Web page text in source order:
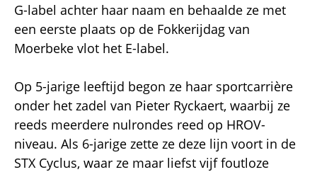
G-label achter haar naam en behaalde ze met
een eerste plaats op de Fokkerijdag van
Moerbeke vlot het E-label.
Op 5-jarige leeftijd begon ze haar sportcarrière
onder het zadel van Pieter Ryckaert, waarbij ze
reeds meerdere nulrondes reed op HROV-
niveau. Als 6-jarige zette ze deze lijn voort in de
STX Cyclus, waar ze maar liefst vijf foutloze